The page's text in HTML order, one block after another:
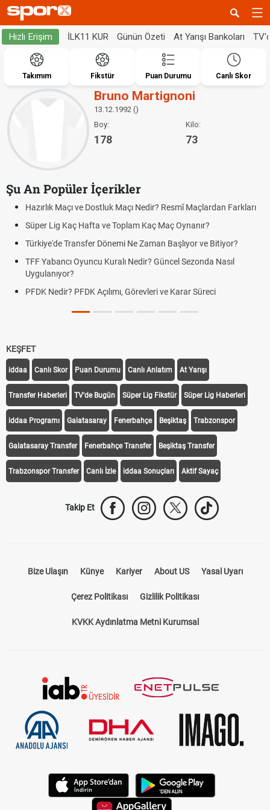
Hızlı Erişim İLK11 KUR Günün Özeti At Yarışı Bankoları
Takımım Fikstür Puan Durumu Canlı Skor
Bruno Martignoni
13.12.1992 ()
Boy:
178
Kilo:
73
Şu An Popüler İçerikler
Hazırlık Maçı ve Dostluk Maçı Nedir? Resmî Maçlardan Farkları
Süper Lig Kaç Hafta ve Toplam Kaç Maç Oynanır?
Türkiye'de Transfer Dönemi Ne Zaman Başlıyor ve Bitiyor?
TFF Yabancı Oyuncu Kuralı Nedir? Güncel Sezonda Nasıl
Uygulanıyor?
PFDK Nedir? PFDK Açılımı, Görevleri ve Karar Süreci
KEŞFET
iddaa Canlı Skor Puan Durumu Canlı Anlatım At Yarışı
Transfer Haberleri TV'de Bugün Süper Lig Fikstür Süper Lig Haberleri
iddaa Programı Galatasaray Fenerbahçe Beşiktaş Trabzonspor
Galatasaray Transfer Fenerbahçe Transfer Beşiktaş Transfer
Trabzonspor Transfer Canlı İzle iddaa Sonuçları Aktif Sayaç
Takip Et
Bize Ulaşın Künye Kariyer About US Yasal Uyarı
Çerez Politikası Gizlilik Politikası
KVKK Aydınlatma Metni Kurumsal